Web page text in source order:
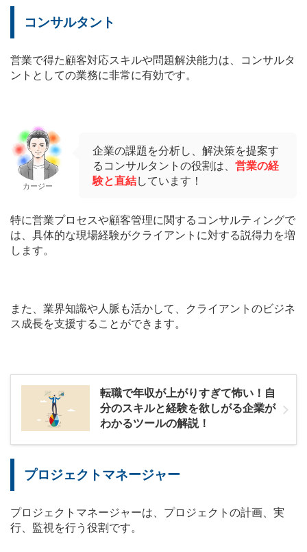
コンサルタント
営業で得た顧客対応スキルや問題解決能力は、コンサルタ
ントとしての業務に非常に有効です。
カージー
企業の課題を分析し、解決策を提案す
るコンサルタントの役割は、 営業の経
験と直結しています！
特に営業プロセスや顧客管理に関するコンサルティングで
は、具体的な現場経験がクライアントに対する説得力を増
します。
また、業界知識や人脈も活かして、クライアントのビジネ
ス成長を支援することができます。
転職で年収が上がりすぎて怖い！自
分のスキルと経験を欲しがる企業が
わかるツールの解説！
プロジェクトマネージャー
プロジェクトマネージャーは、プロジェクトの計画、実
行、監視を行う役割です。